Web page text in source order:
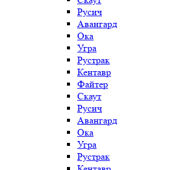
Русич
Авангард
Ока
Угра
Рустрак
Кентавр
Файтер
Скаут
Русич
Авангард
Ока
Угра
Рустрак